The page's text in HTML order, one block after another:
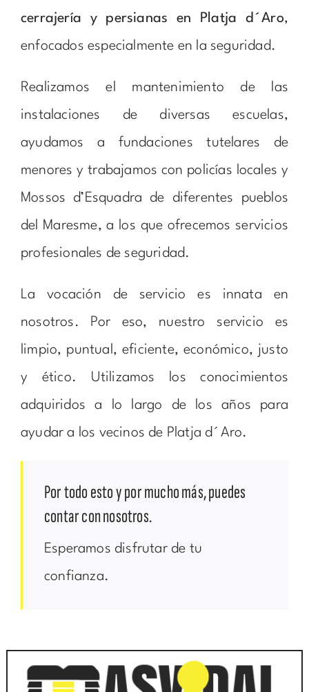
cerrajería y persianas en Platja d´Aro,
enfocados especialmente en la seguridad.
Realizamos el mantenimiento de las
instalaciones de diversas escuelas,
ayudamos a fundaciones tutelares de
menores y trabajamos con policías locales y
Mossos d’Esquadra de diferentes pueblos
del Maresme, a los que ofrecemos servicios
profesionales de seguridad.
La vocación de servicio es innata en
nosotros. Por eso, nuestro servicio es
limpio, puntual, eficiente, económico, justo
y ético. Utilizamos los conocimientos
adquiridos a lo largo de los años para
ayudar a los vecinos de Platja d´Aro.
Por todo esto y por mucho más, puedes
contar con nosotros.
Esperamos disfrutar de tu
confianza.